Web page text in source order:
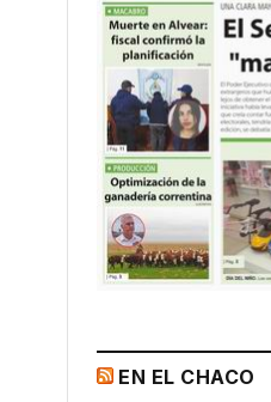
EN EL CHACO